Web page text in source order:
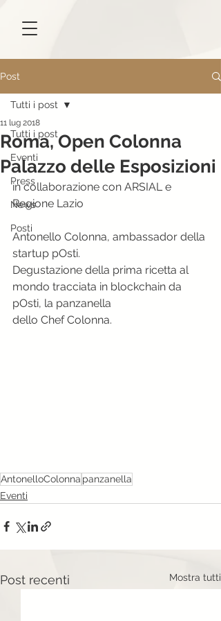
Post
Tutti i post
Eventi
Press
News
Posti
Tutti i post
Roma, Open Colonna
Palazzo delle Esposizioni
11 lug 2018
in collaborazione con ARSIAL e
Regione Lazio
Antonello Colonna, ambassador della
startup pOsti.
Degustazione della prima ricetta al
mondo tracciata in blockchain da
pOsti, la panzanella
dello Chef Colonna.
AntonelloColonna panzanella
Eventi
Post recenti Mostra tutti